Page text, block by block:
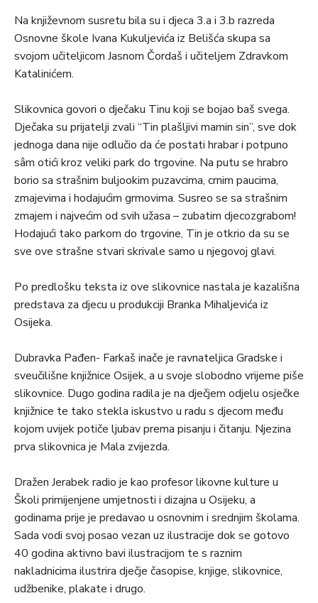
Na književnom susretu bila su i djeca 3.a i 3.b razreda
Osnovne škole Ivana Kukuljevića iz Belišća skupa sa
svojom učiteljicom Jasnom Čordaš i učiteljem Zdravkom
Katalinićem.
Slikovnica govori o dječaku Tinu koji se bojao baš svega.
Dječaka su prijatelji zvali “Tin plašljivi mamin sin”, sve dok
jednoga dana nije odlučio da će postati hrabar i potpuno
sâm otići kroz veliki park do trgovine. Na putu se hrabro
borio sa strašnim buljookim puzavcima, crnim paucima,
zmajevima i hodajućim grmovima. Susreo se sa strašnim
zmajem i najvećim od svih užasa – zubatim djecozgrabom!
Hodajući tako parkom do trgovine, Tin je otkrio da su se
sve ove strašne stvari skrivale samo u njegovoj glavi.
Po predlošku teksta iz ove slikovnice nastala je kazališna
predstava za djecu u produkciji Branka Mihaljevića iz
Osijeka.
Dubravka Pađen- Farkaš inače je ravnateljica Gradske i
sveučilišne knjižnice Osijek, a u svoje slobodno vrijeme piše
slikovnice. Dugo godina radila je na dječjem odjelu osječke
knjižnice te tako stekla iskustvo u radu s djecom među
kojom uvijek potiče ljubav prema pisanju i čitanju. Njezina
prva slikovnica je Mala zvijezda.
Dražen Jerabek radio je kao profesor likovne kulture u
Školi primijenjene umjetnosti i dizajna u Osijeku, a
godinama prije je predavao u osnovnim i srednjim školama.
Sada vodi svoj posao vezan uz ilustracije dok se gotovo
40 godina aktivno bavi ilustracijom te s raznim
nakladnicima ilustrira dječje časopise, knjige, slikovnice,
udžbenike, plakate i drugo.